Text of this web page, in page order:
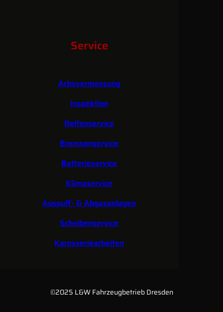
Service
Achsvermessung
Inspektion
Reifenservice
Bremsenservice
Batterieservice
Klimaservice
Auspuff- & Abgasanlagen
Scheibenservice
Karosseriearbeiten
©2025 L&W Fahrzeugbetrieb Dresden